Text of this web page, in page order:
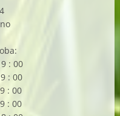
: 00
: 00
: 00
: 00